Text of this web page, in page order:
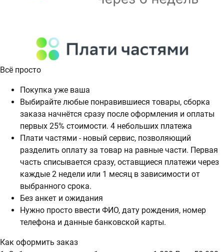
Всё просто
Покупка уже ваша
Выбирайте любые понравившиеся товары, сборка
заказа начнётся сразу после оформления и оплаты
первых 25% стоимости. 4 небольших платежа
Плати частями - новый сервис, позволяющий
разделить оплату за товар на равные части. Первая
часть списывается сразу, оставщиеся платежи через
каждые 2 недели или 1 месяц в зависимости от
выбранного срока.
Без анкет и ожидания
Нужно просто ввести ФИО, дату рождения, номер
телефона и данные банковской карты.
Как оформить заказ